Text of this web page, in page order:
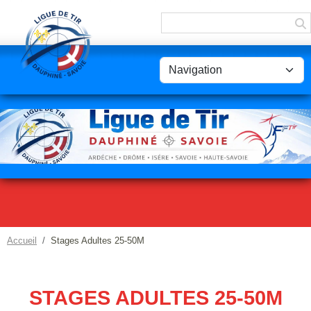
Accueil Stages Adultes 25-50M
STAGES ADULTES 25-50M
Panneau de gestion des cookies